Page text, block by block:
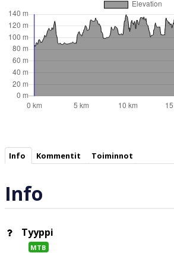
Info Kommentit Toiminnot
Info
Tyyppi
MTB